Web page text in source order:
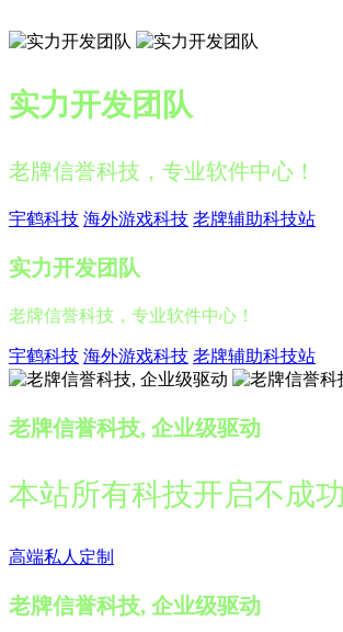
实力开发团队
老牌信誉科技，专业软件中心！
宇鹤科技 海外游戏科技 老牌辅助科技站
实力开发团队
老牌信誉科技，专业软件中心！
宇鹤科技 海外游戏科技 老牌辅助科技站
老牌信誉科技, 企业级驱动
本站所有科技开启不成
高端私人定制
老牌信誉科技, 企业级驱动